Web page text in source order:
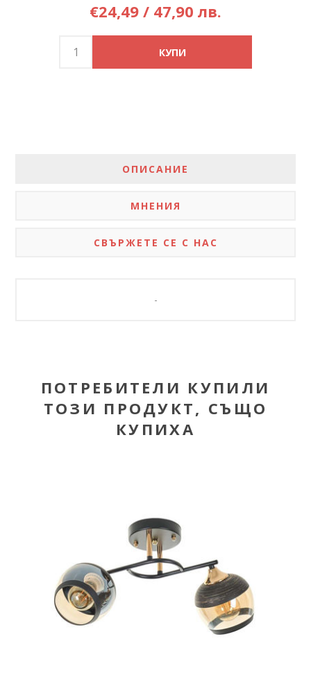
€24,49 / 47,90 лв.
ОПИСАНИЕ
МНЕНИЯ
СВЪРЖЕТЕ СЕ С НАС
-
ПОТРЕБИТЕЛИ КУПИЛИ
ТОЗИ ПРОДУКТ, СЪЩО
КУПИХА